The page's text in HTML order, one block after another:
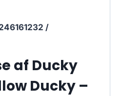
/
af Ducky
Ducky –